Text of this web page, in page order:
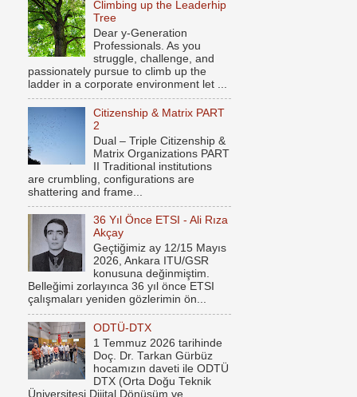
Climbing up the Leaderhip
Tree
Dear y-Generation
Professionals. As you
struggle, challenge, and
passionately pursue to climb up the
ladder in a corporate environment let ...
Citizenship & Matrix PART
2
Dual – Triple Citizenship &
Matrix Organizations PART
II Traditional institutions
are crumbling, configurations are
shattering and frame...
36 Yıl Önce ETSI - Ali Rıza
Akçay
Geçtiğimiz ay 12/15 Mayıs
2026, Ankara ITU/GSR
konusuna değinmiştim.
Belleğimi zorlayınca 36 yıl önce ETSI
çalışmaları yeniden gözlerimin ön...
ODTÜ-DTX
1 Temmuz 2026 tarihinde
Doç. Dr. Tarkan Gürbüz
hocamızın daveti ile ODTÜ
DTX (Orta Doğu Teknik
Üniversitesi Dijital Dönüşüm ve